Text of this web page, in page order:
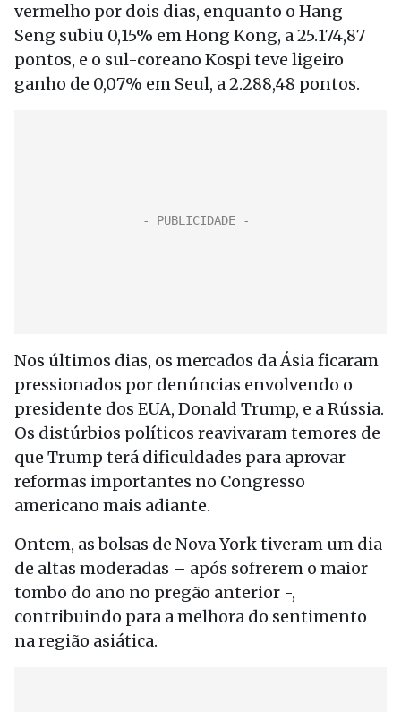
vermelho por dois dias, enquanto o Hang
Seng subiu 0,15% em Hong Kong, a 25.174,87
pontos, e o sul-coreano Kospi teve ligeiro
ganho de 0,07% em Seul, a 2.288,48 pontos.
Nos últimos dias, os mercados da Ásia ficaram
pressionados por denúncias envolvendo o
presidente dos EUA, Donald Trump, e a Rússia.
Os distúrbios políticos reavivaram temores de
que Trump terá dificuldades para aprovar
reformas importantes no Congresso
americano mais adiante.
Ontem, as bolsas de Nova York tiveram um dia
de altas moderadas – após sofrerem o maior
tombo do ano no pregão anterior -,
contribuindo para a melhora do sentimento
na região asiática.